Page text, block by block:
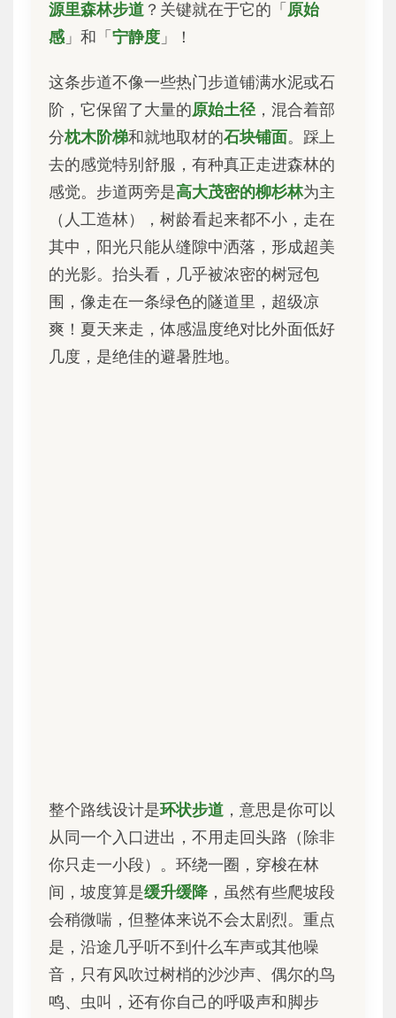
源里森林步道 ？关键就在于它的「原始
感 」和「宁静度 」！
这条步道不像一些热门步道铺满水泥或石
阶，它保留了大量的原始土径 ，混合着部
分枕木阶梯和就地取材的石块铺面。踩上
去的感觉特别舒服，有种真正走进森林的
感觉。步道两旁是高大茂密的柳杉林为主
（人工造林），树龄看起来都不小，走在
其中，阳光只能从缝隙中洒落，形成超美
的光影。抬头看，几乎被浓密的树冠包
围，像走在一条绿色的隧道里，超级凉
爽！夏天来走，体感温度绝对比外面低好
几度，是绝佳的避暑胜地。
整个路线设计是环状步道 ，意思是你可以
从同一个入口进出，不用走回头路（除非
你只走一小段）。环绕一圈，穿梭在林
间，坡度算是缓升缓降，虽然有些爬坡段
会稍微喘，但整体来说不会太剧烈。重点
是，沿途几乎听不到什么车声或其他噪
音，只有风吹过树梢的沙沙声、偶尔的鸟
鸣、虫叫，还有你自己的呼吸声和脚步